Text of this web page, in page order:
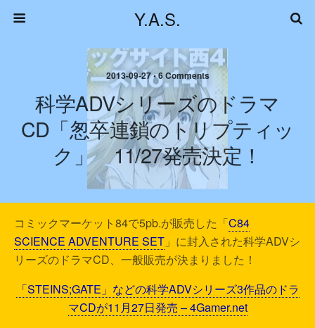
Y.A.S.
2013-09-27 • 6 Comments
科学ADVシリーズのドラマ
CD「怱卒連鎖のトリプティッ
ク」 11/27発売決定！
コミックマーケット84で5pb.が販売した「C84
SCIENCE ADVENTURE SET 」に封入された科学ADVシ
リーズのドラマCD、一般販売が決まりました！
「STEINS;GATE」などの科学ADVシリーズ3作品のドラ
マCDが11月27日発売 – 4Gamer.net